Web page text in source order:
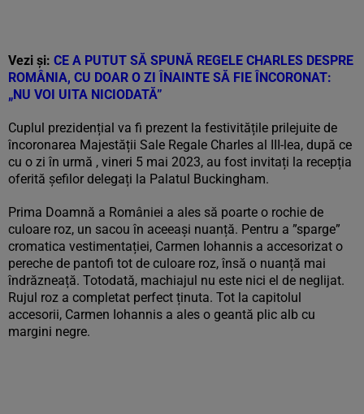
Vezi și: CE A PUTUT SĂ SPUNĂ REGELE CHARLES DESPRE
ROMÂNIA, CU DOAR O ZI ÎNAINTE SĂ FIE ÎNCORONAT:
„NU VOI UITA NICIODATĂ”
Cuplul prezidențial va fi prezent la festivitățile prilejuite de
încoronarea Majestății Sale Regale Charles al III-lea, după ce
cu o zi în urmă , vineri 5 mai 2023, au fost invitați la recepția
oferită șefilor delegați la Palatul Buckingham.
Prima Doamnă a României a ales să poarte o rochie de
culoare roz, un sacou în aceeași nuanță. Pentru a ”sparge”
cromatica vestimentației, Carmen Iohannis a accesorizat o
pereche de pantofi tot de culoare roz, însă o nuanță mai
îndrăzneață. Totodată, machiajul nu este nici el de neglijat.
Rujul roz a completat perfect ținuta. Tot la capitolul
accesorii, Carmen Iohannis a ales o geantă plic alb cu
margini negre.